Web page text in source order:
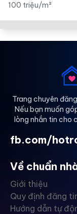
100 triệu/m²
Trang chuyên
Nếu bạn muốn
lòng nhắn tin cho
fb.com/
Về chuẩn
Giới thiệu
Quy định đăng
Hướng dẫn tự